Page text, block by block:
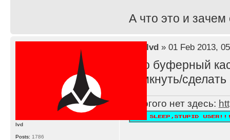
А что это и
lvd» 01 Feb 2013,
Это буферный
замкнуть/
Многого нет здесь:
lvd
Posts: 1786